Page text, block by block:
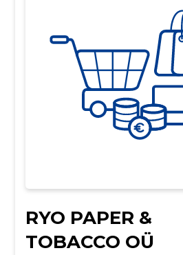
RYO PAPER &
TOBACCO OÜ